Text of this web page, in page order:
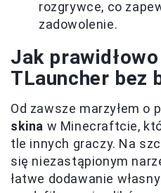
rozgrywce, co
zadowolenie.
Jak
TLauncher bez
Od zawsze marzyłem o
skina w Minecraftcie,
tle innych graczy. Na
się niezastąpionym
łatwe dodawanie